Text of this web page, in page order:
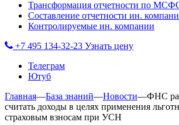
Трансформация отчетности по
Составление отчетности ин.
Контролируемые ин. компании
+7 495 134-32-23 Узнать цену
Телеграм
Ютуб
Главная—База знаний—Новости—ФНС
считать доходы в целях применения
страховым взносам при УСН